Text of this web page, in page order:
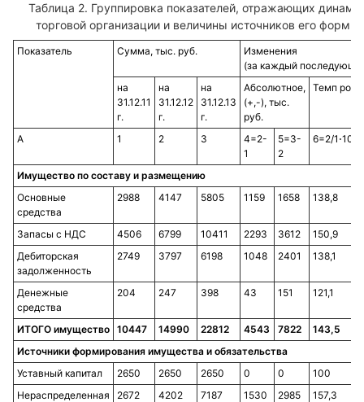
Таблица 2. Группировка показателей, отражающих
торговой организации и величины источников его
Показатель Сумма, тыс. руб.
Изменения
(за каждый
на
31.12.11
г.
на
31.12.12
г.
на
31.12.13
г.
Абсолютное,
(+,-), тыс.
руб.
Темп
А 1 2 3
4=2-
1
5=3-
2
6=2/1⋅100
Имущество по составу и размещению
Основные
средства
2988 4147 5805 1159 1658 138,8
Запасы с НДС 4506 6799 10411 2293 3612
150,9
Дебиторская
задолженность
2749 3797 6198 1048 2401 138,1
Денежные
средства
204 247 398 43 151 121,1
ИТОГО имущество 10447 14990 22812 4543 7822
143,5
Источники формирования имущества и обязательства
Уставный капитал
2650 2650 2650 0 0
100
Нераспределенная
2672 4202 7187 1530 2985 157,3